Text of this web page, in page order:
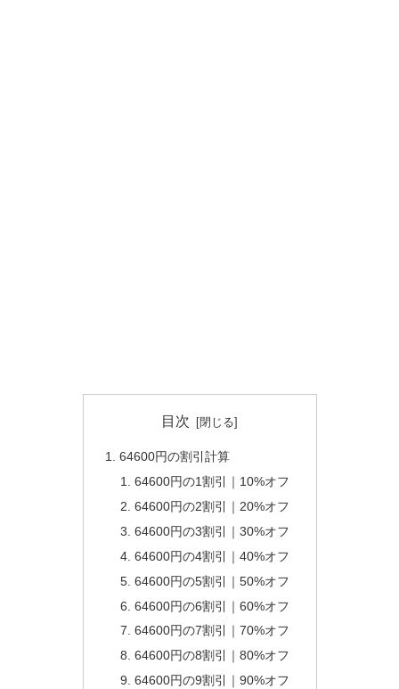
目次
64600円の割引計算
64600円の1割引｜10%オフ
64600円の2割引｜20%オフ
64600円の3割引｜30%オフ
64600円の4割引｜40%オフ
64600円の5割引｜50%オフ
64600円の6割引｜60%オフ
64600円の7割引｜70%オフ
64600円の8割引｜80%オフ
64600円の9割引｜90%オフ